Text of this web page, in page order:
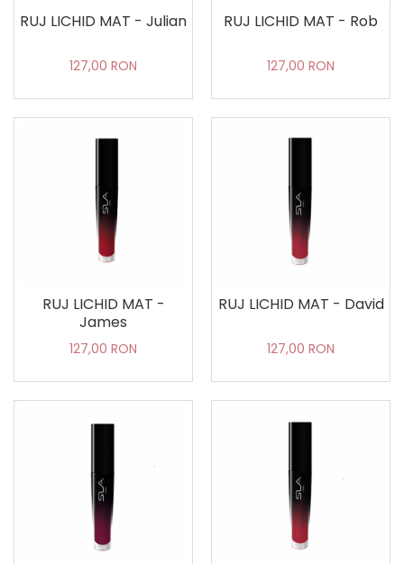
RUJ LICHID MAT - Julian
127,00 RON
RUJ LICHID MAT - Rob
127,00 RON
RUJ LICHID MAT -
James
127,00 RON
RUJ LICHID MAT - David
127,00 RON